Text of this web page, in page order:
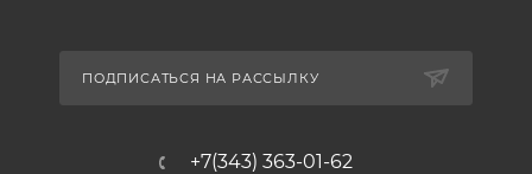
ПОДПИСАТЬСЯ НА РАССЫЛКУ
+7(343) 363-01-62